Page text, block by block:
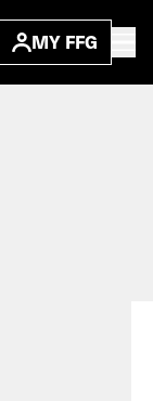
MY FFG